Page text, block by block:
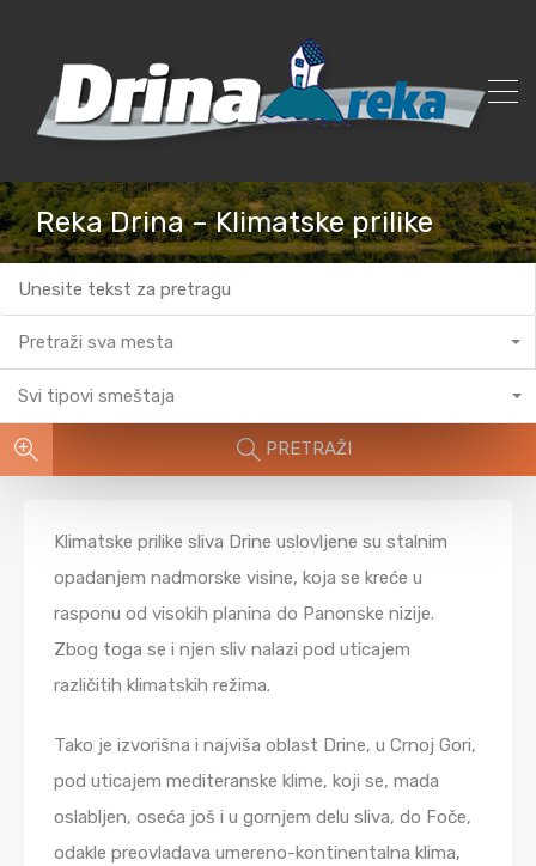
Reka Drina – Klimatske prilike
Pretraži sva mesta
Svi tipovi smeštaja
PRETRAŽI
Klimatske prilike sliva Drine uslovljene su stalnim
opadanjem nadmorske visine, koja se kreće u
rasponu od visokih planina do Panonske nizije.
Zbog toga se i njen sliv nalazi pod uticajem
različitih klimatskih režima.
Tako je izvorišna i najviša oblast Drine, u Crnoj Gori,
pod uticajem mediteranske klime, koji se, mada
oslabljen, oseća još i u gornjem delu sliva, do Foče,
odakle preovladava umereno-kontinentalna klima,